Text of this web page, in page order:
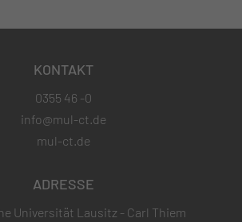
KONTAKT
0355 46 -0
info@mul-ct.de
mul-ct.de
ADRESSE
Universität Lausitz - Carl Thiem